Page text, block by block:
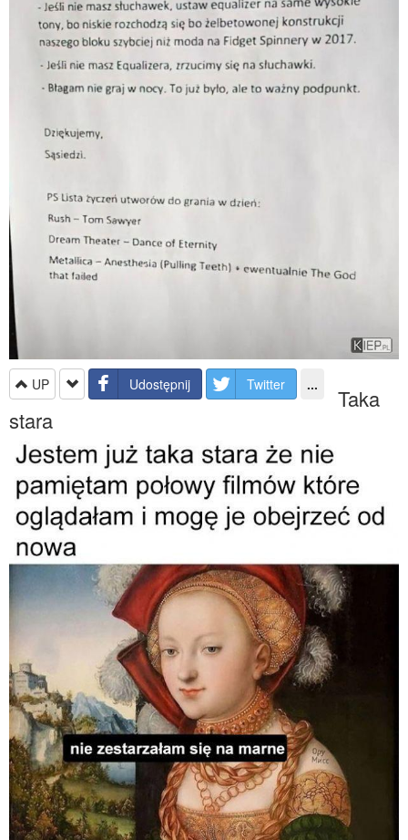
UP Udostępnij Twitter ... Taka
stara